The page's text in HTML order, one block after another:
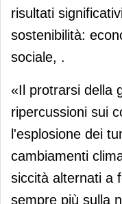
risultati
sostenibilità:
sociale, .
«Il protrarsi della
ripercussioni sui
l'esplosione dei
cambiamenti
siccità alternati a
sempre più sulla